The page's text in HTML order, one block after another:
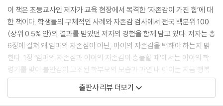
자존감 높은 아이 곁에는 좋은 사람이 모인다. 마음을 주고받는다. 그들의
세상은 안전하다.
반면 자신을 사랑스럽다고 생각하지 않는 사람은 타인의 조건 없는 사랑을
받아들이기 힘들다. 다른 사람을 있는 그대로 인정하지 못한다. 애정을 표
현하는 데 인색하다. 사람들이 베푸는 호의를 오해한다. 내게 왜 친절을 베
푸는지 저의를 의심하고 누리지 못한다. 호의 뒤에 나를 따돌리거나 소외
시키는 건 아닌지 계속 의심한다. 감정 소모로 인해 쓸데없는 에너지를 흘
려보낸다. 이는 새로운 관계를 맺는 데 큰 핸디캡이 된다. 주변 사람이 오래
머물지 못하고 떠나게 된다. 사람에 대한 불신과 관계의 단절은 계속 악순
이 책은 초등교사인 저자가 교육 현장에서 목격한 ‘자존감이 가진 힘’에 대
한 책이다. 학생들의 구체적인 사례와 자존감 검사에서 전국 백분위 100
(상위 0.5% 안)의 결과를 받았던 저자의 경험을 함께 담고 있다. 저자는 총
6장에 걸쳐 왜 엄마의 자존심이 아닌, 아이의 자존감을 택해야 하는지 밝
힌다. 1장 ‘엄마의 자존심과 아이의 자존감이 충돌할 때’에서는 아이의 학
령기를 맞아 불안감이 고조된 학부모의 모습과 과연 내 아이는 지금 행복
한지 함께 살펴본다. 2장 ‘왜 아이의 자존감인가?’에서는 자존감이 가진 남
다른 경쟁력을 통해 자존감이 왜 중요한지 알아보고, 3장 ‘자존감 높은 아
출판사 리뷰 더보기